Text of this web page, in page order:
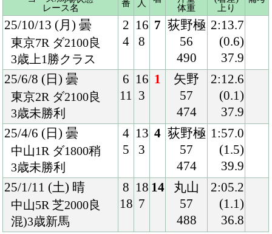
25/4/6 (日) 曇
中山1R ダ1800稍
3歳未勝利
4
5
3
荻野極
57
474
1:57.0
(1.5)
39.9
25/1/11 (土) 晴
中山5R 芝2000良
混)3歳新馬
8
18
18
丸山
488 36.8
PageTop
Back
クラブ紹介 入会案内 所属馬情報 お問合せ
アプリケーションプライバシーポリシー
PCサイト